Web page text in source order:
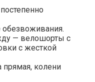
— велошорты с
с жесткой
прямая, колени